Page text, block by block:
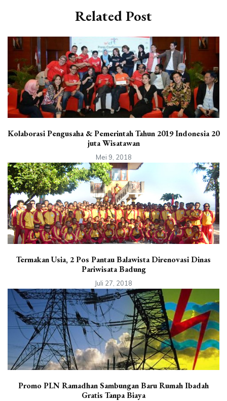
Related Post
Kolaborasi Pengusaha & Pemerintah Tahun 2019 Indonesia 20
juta Wisatawan
Mei 9, 2018
Termakan Usia, 2 Pos Pantau Balawista Direnovasi Dinas
Pariwisata Badung
Juli 27, 2018
Promo PLN Ramadhan Sambungan Baru Rumah Ibadah
Gratis Tanpa Biaya